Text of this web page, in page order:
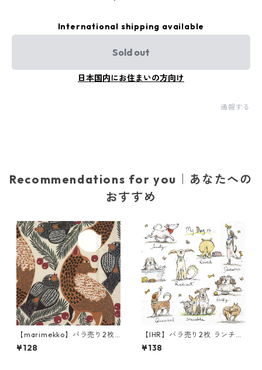
International shipping available
Sold out
日本国内にお住まいの方向け
通報する
Recommendations for you｜あなたへの
おすすめ
【marimekko】バラ売り2枚
ランチサイズ ペーパーナプキ
ン KETUNMARJA リネン
¥128
【IHR】バラ売り2枚 ランチサ
イズ ペーパーナプキン EMOTI
ON DOGS ホワイト Anita Jer
¥138